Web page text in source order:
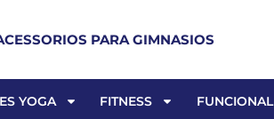
PARA GIMNASIOS
YOGA FITNESS FUNCIONAL